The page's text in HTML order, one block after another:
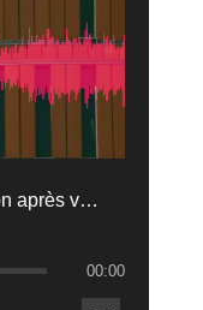
« C’était la désolation après votre passage »
00:00